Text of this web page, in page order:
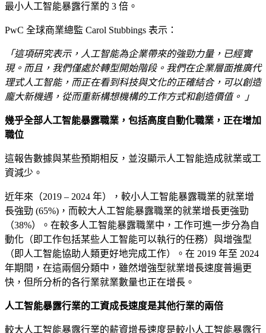
最小人工智能暴露行業的 3 倍。
PwC 全球商業總監 Carol Stubbings 表示：
「這項研究表示，人工智能為企業帶來的強勁力量，已經實
現。而且，我們僅處於轉型開始階段。我們在企業層面推廣代
理式人工智能，而正在看到科技與文化的正確結合，可以創造
龐大新機遇，從而重新構想機構的工作方式和創造價值。 」
幾乎全部人工智能暴露職業，包括高度自動化職業，正在增加
職位
這報告數據與某些預期相反，並沒顯示人工智能造成就業或工
資減少。
近年來（2019 – 2024 年），較小人工智能暴露職業的就業增
長強勁 (65%)，而較大人工智能暴露職業的就業增長更強勁
（38%）。在較多人工智能暴露職業中，工作可進一步分為自
動化（即工作包括某些人工智能可以執行的任務）與增強型
（即人工智能協助人類更好地完成工作）。在 2019 年至 2024
年期間，在這兩個分類中，雖然增強型就業增長速度普遍更
快，但所分析的各行業就業數量也正在增長。
人工智能暴露行業的工資成長速度是其他行業的兩倍
較大人工智能暴露行業的薪資增長速度是較小人工智能暴露行